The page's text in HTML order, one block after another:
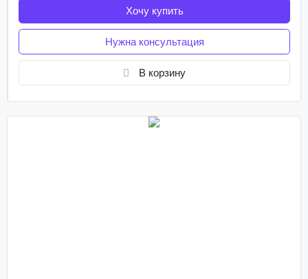
Хочу купить
Нужна консультация
В корзину